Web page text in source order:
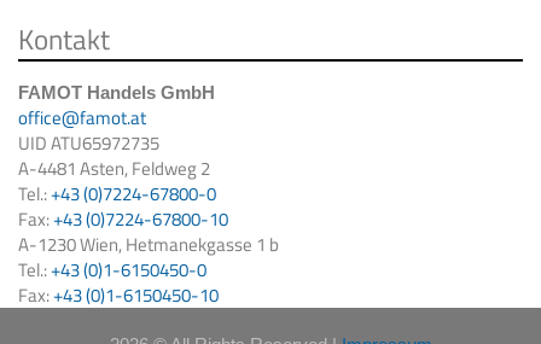
Kontakt
FAMOT Handels GmbH
office@famot.at
UID ATU65972735
A-4481 Asten, Feldweg 2
Tel.:+43 (0)7224-67800-0
Fax:+43 (0)7224-67800-10
A-1230 Wien, Hetmanekgasse 1 b
Tel.:+43 (0)1-6150450-0
Fax:+43 (0)1-6150450-10